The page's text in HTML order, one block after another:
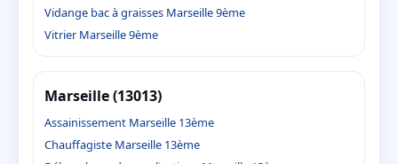
Vidange bac à graisses Marseille 9ème
Vitrier Marseille 9ème
Marseille (13013)
Assainissement Marseille 13ème
Chauffagiste Marseille 13ème